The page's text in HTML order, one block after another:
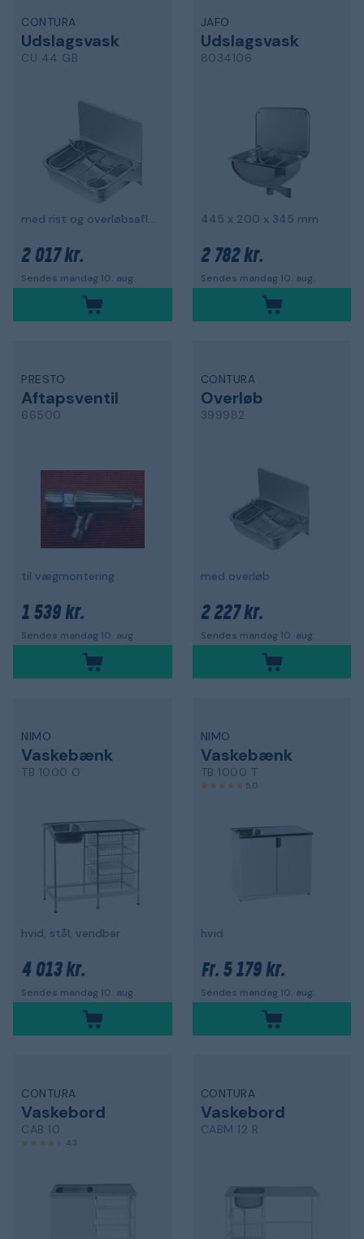
CONTURA
Udslagsvask
CU 44 GB
med rist og overløbsafløb
2 017 kr.
Sendes mandag 10. aug.
JAFO
Udslagsvask
8034106
445 x 200 x 345 mm
2 782 kr.
Sendes mandag 10. aug.
PRESTO
Aftapsventil
66500
til vægmontering
1 539 kr.
Sendes mandag 10. aug.
CONTURA
Overløb
399982
med overløb
2 227 kr.
Sendes mandag 10. aug.
NIMO
Vaskebænk
TB 1000 O
hvid, stål, vendbar
4 013 kr.
Sendes mandag 10. aug.
NIMO
Vaskebænk
TB 1000 T
5,0
hvid
Fr. 5 179 kr.
Sendes mandag 10. aug.
CONTURA
Vaskebord
CAB 10
4,3
CONTURA
Vaskebord
CABM 12 R